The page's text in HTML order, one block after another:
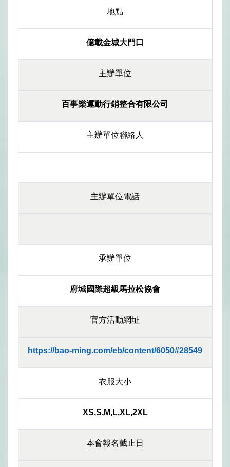
地點
億載金城大門口
主辦單位
百事樂運動行銷整合有限公司
主辦單位聯絡人
主辦單位電話
承辦單位
府城國際超級馬拉松協會
官方活動網址
https://bao-ming.com/eb/content/6050#28549
衣服大小
XS,S,M,L,XL,2XL
本會報名截止日